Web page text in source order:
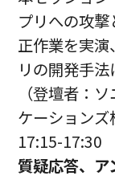
プリへの攻
正作業を実
リの開発手法
（登壇者：
ケーション
17:15-17:30
質疑応答、